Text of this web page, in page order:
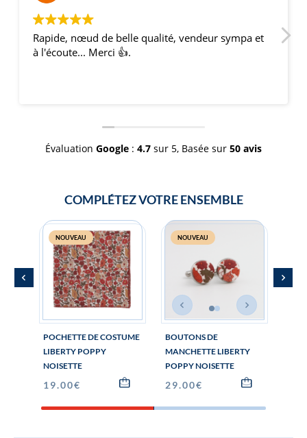
Rapide, nœud de belle qualité, vendeur sympa et
à l'écoute... Merci 👍.
Évaluation Google : 4.7 sur 5, Basée sur 50 avis
COMPLÉTEZ VOTRE ENSEMBLE
NOUVEAU
POCHETTE DE COSTUME
LIBERTY POPPY
NOISETTE
19.00€
NOUVEAU
BOUTONS DE
MANCHETTE LIBERTY
POPPY NOISETTE
29.00€